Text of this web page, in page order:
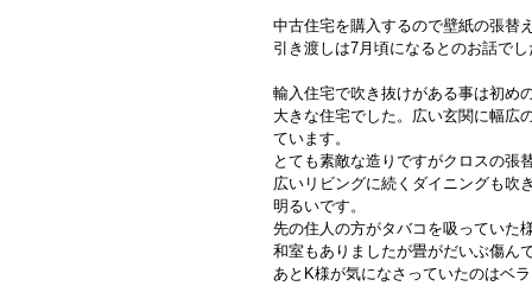
中古住宅を購入するので壁紙の張替
引き渡しは7月頃になるとのお話で
輸入住宅で吹き抜けがある事は初め
大きな住宅でした。広い玄関に幅広
ています。
とても素敵な造りですがクロスの張
広いリビングに続くダイニングも吹
明るいです。
先の住人の方がタバコを吸っていた
和室もありましたが畳がだいぶ傷ん
あとK様が気になさっていたのはベ